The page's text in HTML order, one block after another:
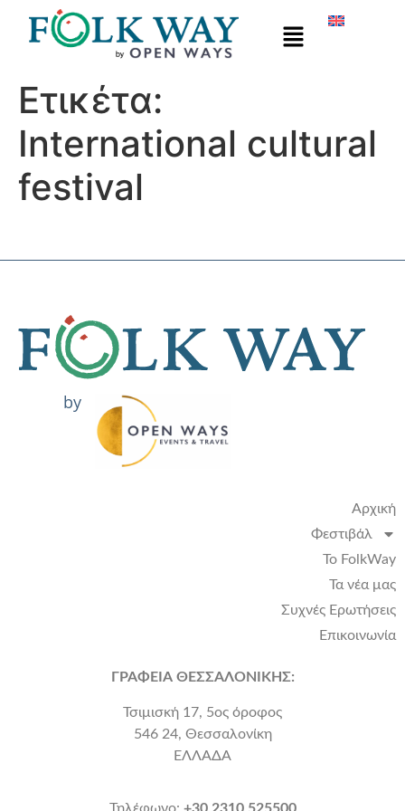
Ετικέτα:
International cultural
festival
by
Αρχική
Φεστιβάλ
Το FolkWay
Τα νέα μας
Συχνές Ερωτήσεις
Επικοινωνία
ΓΡΑΦΕΙΑ ΘΕΣΣΑΛΟΝΙΚΗΣ:
Τσιμισκή 17, 5ος όροφος
546 24, Θεσσαλονίκη
ΕΛΛΑΔΑ